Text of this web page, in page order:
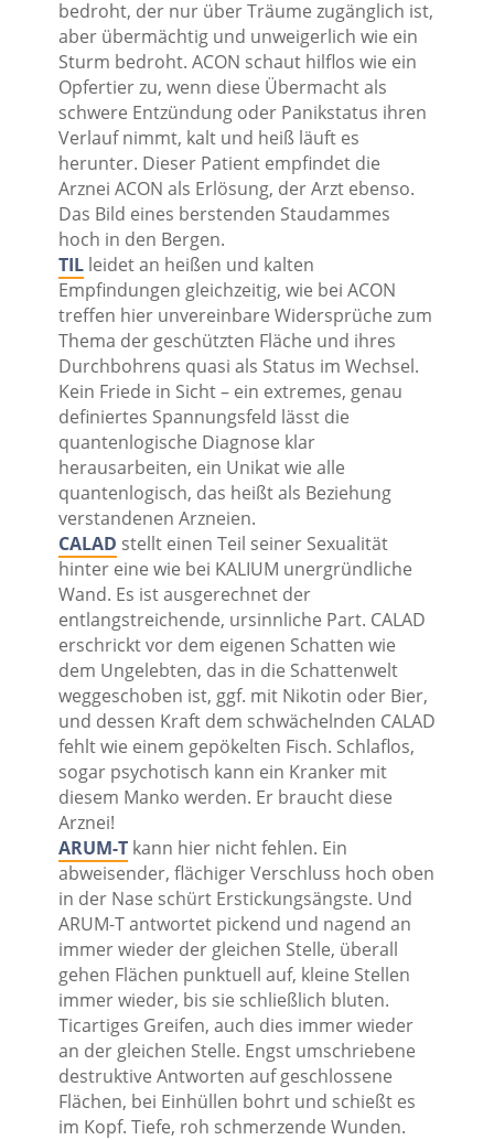
bedroht, der nur über Träume zugänglich ist,
aber übermächtig und unweigerlich wie ein
Sturm bedroht. ACON schaut hilflos wie ein
Opfertier zu, wenn diese Übermacht als
schwere Entzündung oder Panikstatus ihren
Verlauf nimmt, kalt und heiß läuft es
herunter. Dieser Patient empfindet die
Arznei ACON als Erlösung, der Arzt ebenso.
Das Bild eines berstenden Staudammes
hoch in den Bergen.
TILleidet an heißen und kalten
Empfindungen gleichzeitig, wie bei ACON
treffen hier unvereinbare Widersprüche zum
Thema der geschützten Fläche und ihres
Durchbohrens quasi als Status im Wechsel.
Kein Friede in Sicht – ein extremes, genau
definiertes Spannungsfeld lässt die
quantenlogische Diagnose klar
herausarbeiten, ein Unikat wie alle
quantenlogisch, das heißt als Beziehung
verstandenen Arzneien.
CALAD stellt einen Teil seiner Sexualität
hinter eine wie bei KALIUM unergründliche
Wand. Es ist ausgerechnet der
entlangstreichende, ursinnliche Part. CALAD
erschrickt vor dem eigenen Schatten wie
dem Ungelebten, das in die Schattenwelt
weggeschoben ist, ggf. mit Nikotin oder Bier,
und dessen Kraft dem schwächelnden CALAD
fehlt wie einem gepökelten Fisch. Schlaflos,
sogar psychotisch kann ein Kranker mit
diesem Manko werden. Er braucht diese
Arznei!
ARUM-Tkann hier nicht fehlen. Ein
abweisender, flächiger Verschluss hoch oben
in der Nase schürt Erstickungsängste. Und
ARUM-T antwortet pickend und nagend an
immer wieder der gleichen Stelle, überall
gehen Flächen punktuell auf, kleine Stellen
immer wieder, bis sie schließlich bluten.
Ticartiges Greifen, auch dies immer wieder
an der gleichen Stelle. Engst umschriebene
destruktive Antworten auf geschlossene
Flächen, bei Einhüllen bohrt und schießt es
im Kopf. Tiefe, roh schmerzende Wunden.